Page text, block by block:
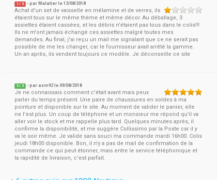
1 / 5 - par Malatier le 13/08/2018
Achat d'un set de vaisselle en mélamine et de verres, ils
étaient tous sur le même thème et même décor. Au déballage, 3
assiettes étaient cassées, et les débris n'étaient pas tous dans le colis!!!
Ils ne m'ont jamais échangé ces assiettes malgré toutes mes
demandes. Au final, j'ai reçu un mail me signalant que ce ne serait pas
possible de me les changer, car le fournisseur avait arrêté la gamme.
Un an après, ils vendent toujours ce modèle. Je déconseille ce site
5 / 5 - par asm92 le 09/08/2018
Je ne connaissais comment c'était avant mais peux
parler du temps présent. Une paire de chaussures en soldes à ma
pointure et disponible sur le site. Au moment de valider le panier, elle
ne l'est plus. Un coup de téléphone et un monsieur me répond qu'il va
aller voir le stock et me rappelle plus tard. Quelques minutes après, il
confirme la disponibilité, et me suggère Collissimo par la Poste car il y
va le soir même. Je valide sans souci ma commande mardi 16h00. Colis
jeudi 18h00 disponible. Bon, il n'y a pas de mail de confirmation de la
commande ce qui peut étonner, mais entre le service téléphonique et
la rapidité de livraison, c'est parfait.